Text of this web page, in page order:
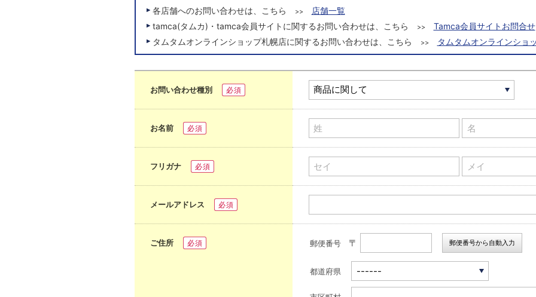
各店舗へのお問い合わせは、こちら >>
店舗一覧
tamca(タムカ)・tamca会員サイトに関するお問い合わせは、こちら
>>
Tamca会員サイトお問合せ
タムタムオンラインショップ札幌店に関するお問い合わせは、こちら
>> タムタムオンラインショ
お問い合わせ種別 必須
お名前 必須
フリガナ 必須
メールアドレス 必須
ご住所 必須 郵便番号 〒 郵便番号から自動入力
都道府県